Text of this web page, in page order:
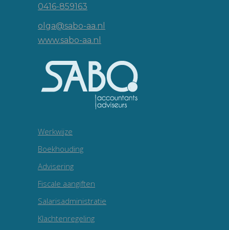
0416-859163
olga@sabo-aa.nl
www.sabo-aa.nl
Werkwijze
Boekhouding
Advisering
Fiscale aangiften
Salarisadministratie
Klachtenregeling